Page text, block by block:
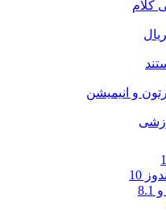
کلام
و انیمیشن
10